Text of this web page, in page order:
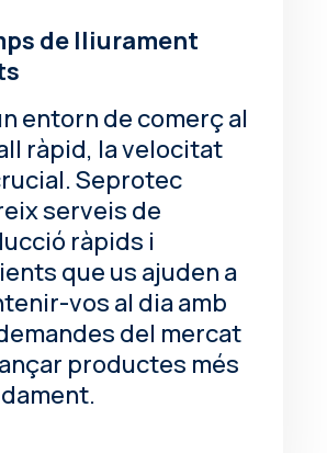
de lliurament
entorn de comerç al
ràpid, la velocitat
Seprotec
serveis de
ràpids i
que us ajuden a
vos al dia amb
del mercat
productes més